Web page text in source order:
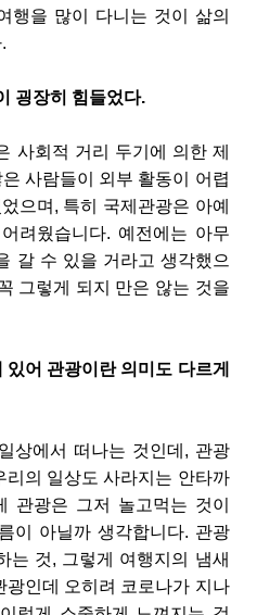
행을 많이 다니는 것이 삶의
.
굉장히 힘들었다.
사회적 거리 두기에 의한 제
사람들이 외부 활동이 어렵
으며 , 특히 국제관광은 아예
려웠습니다. 예전에는 아무
갈 수 있을 거라고 생각했으
그렇게 되지 만은 않는 것을
있어 관광이란 의미도 다르게
상에서 떠나는 것인데 , 관광
리의 일상도 사라지는 안타까
관광은 그저 놀고먹는 것이
이 아닐까 생각합니다. 관광
는 것, 그렇게 여행지의 냄새
광인데 오히려 코로나가 지나